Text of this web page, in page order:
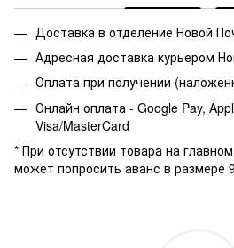
Доставка в отделение Новой
Адресная доставка курьером
Оплата при получении
Онлайн оплата - Google Pay,
Visa/MasterCard
* При отсутствии товара на
может попросить аванс в размере